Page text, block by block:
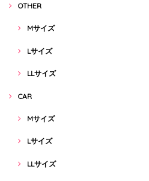
OTHER
Mサイズ
Lサイズ
LLサイズ
CAR
Mサイズ
Lサイズ
LLサイズ